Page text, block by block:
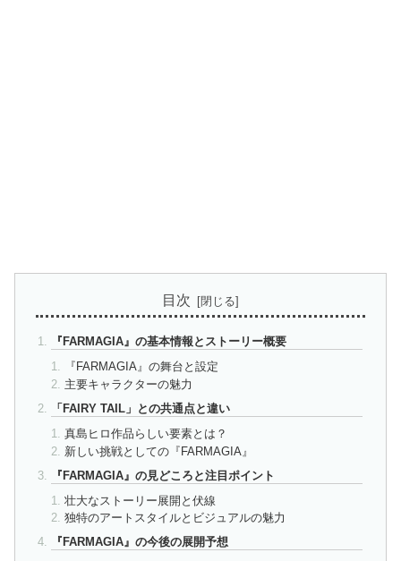
目次
『FARMAGIA』の基本情報とストーリー概要
『FARMAGIA』の舞台と設定
主要キャラクターの魅力
「FAIRY TAIL」との共通点と違い
真島ヒロ作品らしい要素とは？
新しい挑戦としての『FARMAGIA』
『FARMAGIA』の見どころと注目ポイント
壮大なストーリー展開と伏線
独特のアートスタイルとビジュアルの魅力
『FARMAGIA』の今後の展開予想